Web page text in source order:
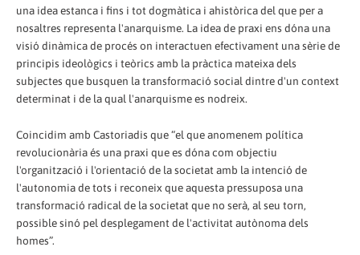
una idea estanca i fins i tot dogmàtica i ahistòrica del que per a
nosaltres representa l'anarquisme. La idea de praxi ens dóna una
visió dinàmica de procés on interactuen efectivament una sèrie de
principis ideològics i teòrics amb la pràctica mateixa dels
subjectes que busquen la transformació social dintre d'un context
determinat i de la qual l'anarquisme es nodreix.
Coincidim amb Castoriadis que “el que anomenem política
revolucionària és una praxi que es dóna com objectiu
l'organització i l'orientació de la societat amb la intenció de
l'autonomia de tots i reconeix que aquesta pressuposa una
transformació radical de la societat que no serà, al seu torn,
possible sinó pel desplegament de l'activitat autònoma dels
homes”.